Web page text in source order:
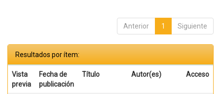
Anterior 1 Siguiente
Resultados por ítem:
Vista
previa
Fecha de
publicación
Título Autor(es) Acceso